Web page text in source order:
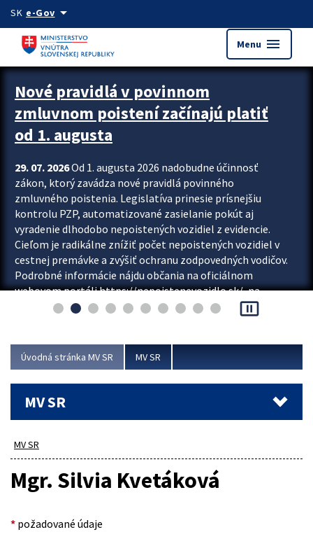
Preskocit na hlavný obsah
SK e-Govarrow_drop_down
Menu menu
Zastavit automatický posun upútavok
Nové pravidlá v povinnom
zmluvnom poistení začínajú platiť
od 1. augusta
29. 07. 2026Od 1. augusta 2026 nadobudne účinnosť
zákon, ktorý zavádza nové pravidlá povinného
zmluvného poistenia. Legislatíva prinesie prísnejšiu
kontrolu PZP, automatizované zasielanie pokút aj
vyradenie dlhodobo nepoistených vozidiel z evidencie.
Cieľom je radikálne znížiť počet nepoistených vozidiel v
cestnej premávke a zvýšiť ochranu zodpovedných vodičov.
Podrobné informácie nájdu občania na oficiálnom
webovom portáli https://nepoistenevozidlo.sk/, na
ktorom od augusta pribudne aj možnosť overiť si...
pause_presentation
Úvodná stránka MV SR MV SR
MV SR
MV SR
Mgr. Silvia Kvetáková
* požadované údaje